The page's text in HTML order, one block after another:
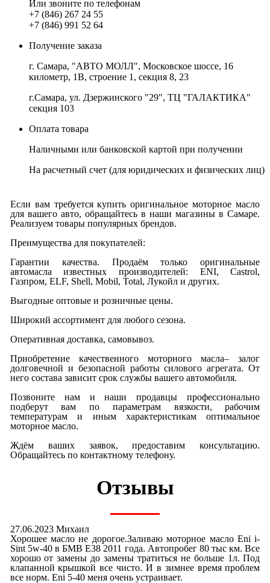
Или звоните по телефонам
+7 (846) 267 24 55
+7 (846) 991 52 64
Получение заказа
г. Самара, "АВТО МОЛЛ", Московское шоссе, 16
километр, 1В, строение 1, секция 8, 23
г.Самара, ул. Дзержинского "29", ТЦ "ГАЛАКТИКА"
секция 103
Оплата товара
Наличными или банковской картой при получении
На расчетный счет (для юридических и физических лиц)
Если вам требуется купить оригинальное моторное масло
для вашего авто, обращайтесь в наши магазины в Самаре.
Реализуем товары популярных брендов.
Преимущества для покупателей:
Гарантии качества. Продаём только оригинальные
автомасла известных производителей: ENI, Castrol,
Газпром, ELF, Shell, Mobil, Total, Лукойл и других.
Выгодные оптовые и розничные цены.
Широкий ассортимент для любого сезона.
Оперативная доставка, самовывоз.
Приобретение качественного моторного масла– залог
долговечной и безопасной работы силового агрегата. От
него состава зависит срок службы вашего автомобиля.
Позвоните нам и наши продавцы профессионально
подберут вам по параметрам вязкости, рабочим
температурам и иным характеристикам оптимальное
моторное масло.
Ждём ваших заявок, предоставим консультацию.
Обращайтесь по контактному телефону.
Отзывы
27.06.2023 Михаил
Хорошее масло не дорогое.Заливаю моторное масло Eni i-
Sint 5w-40 в БМВ E38 2011 года. Автопробег 80 тыс км. Все
хорошо от замены до замены тратиться не больше 1л. Под
клапанной крышкой все чисто. И в зимнее время проблем
все норм. Eni 5-40 меня очень устраивает.